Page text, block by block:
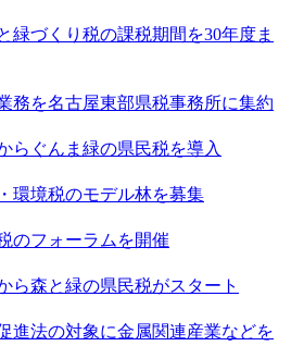
緑づくり税の課税期間を30年度ま
務を名古屋東部県税事務所に集約
らぐんま緑の県民税を導入
環境税のモデル林を募集
のフォーラムを開催
ら森と緑の県民税がスタート
進法の対象に金属関連産業などを